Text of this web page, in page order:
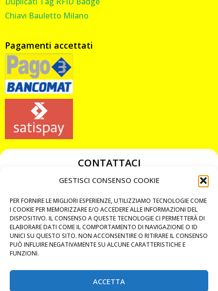
GESTISCI CONSENSO COOKIE
PER FORNIRE LE MIGLIORI ESPERIENZE, UTILIZZIAMO TECNOLOGIE COME
I COOKIE PER MEMORIZZARE E/O ACCEDERE ALLE INFORMAZIONI DEL
DISPOSITIVO. IL CONSENSO A QUESTE TECNOLOGIE CI PERMETTERÀ DI
ELABORARE DATI COME IL COMPORTAMENTO DI NAVIGAZIONE O ID
UNICI SU QUESTO SITO. NON ACCONSENTIRE O RITIRARE IL CONSENSO
PUÒ INFLUIRE NEGATIVAMENTE SU ALCUNE CARATTERISTICHE E
FUNZIONI.
ACCETTA
Chiavi Bauletto Milano
Pagamenti accettati
CONTATTACI
349 3863811
chiavicodificate@gmail.com
Privacy Policy
Cookie Policy
MAPS